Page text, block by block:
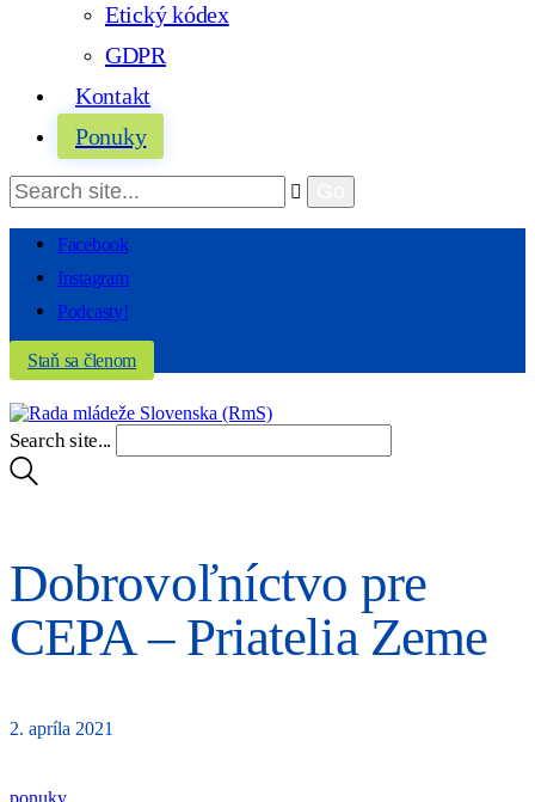
Etický kódex
GDPR
Kontakt
Ponuky
Facebook
Instagram
Podcasty!
Staň sa členom
Search site...
Dobrovoľníctvo pre
CEPA – Priatelia Zeme
2. apríla 2021
ponuky